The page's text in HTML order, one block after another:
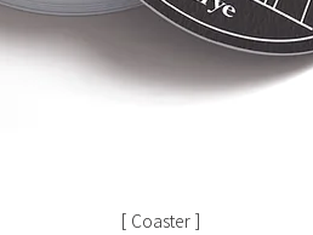
[ Coaster ]